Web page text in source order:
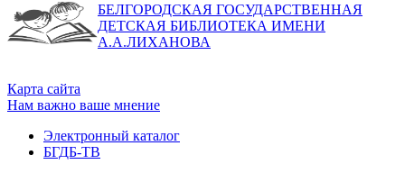
БЕЛГОРОДСКАЯ ГОСУДАРСТВЕННАЯ
ДЕТСКАЯ БИБЛИОТЕКА ИМЕНИ
А.А.ЛИХАНОВА
Карта сайта
Нам важно ваше мнение
Электронный каталог
БГДБ-ТВ